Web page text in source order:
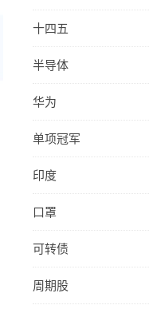
十四五
半导体
华为
单项冠军
印度
口罩
可转债
周期股